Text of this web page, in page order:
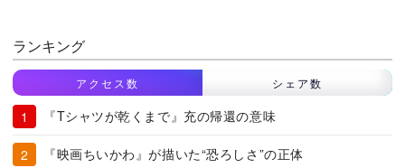
ランキング
アクセス数 シェア数
『Tシャツが乾くまで』充の帰還の意味
『映画ちいかわ』が描いた“恐ろしさ”の正体